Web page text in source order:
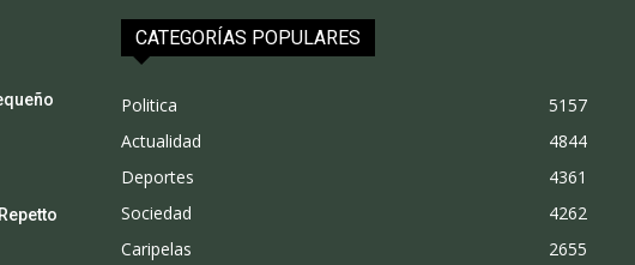
CATEGORÍAS POPULARES
Politica
5157
Actualidad
4844
Deportes
4361
Sociedad
4262
Caripelas
2655